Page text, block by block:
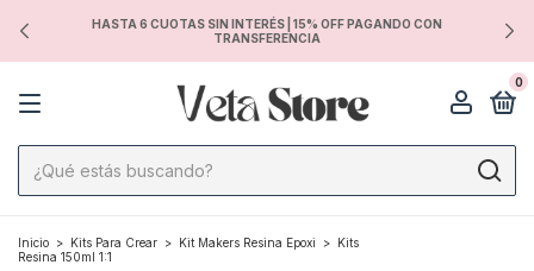
HASTA 6 CUOTAS SIN INTERÉS | 15% OFF PAGANDO CON
TRANSFERENCIA
0
Inicio > Kits Para Crear > Kit Makers Resina Epoxi > Kits
Resina 150ml 1:1